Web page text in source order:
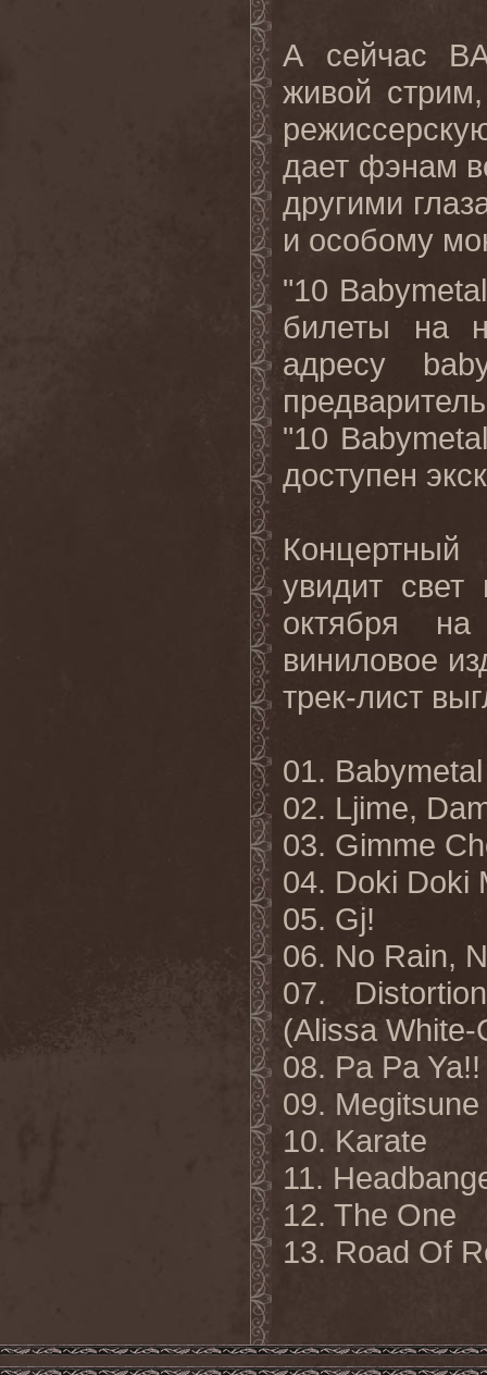
А сейчас
живой
дает фэнам
другими
и особому
"10 Babymetal
билеты на
адресу
"10
доступен
увидит
октября
виниловое
трек-лист
01.
02. Ljime,
03. Gimme
04. Doki Doki
05. Gj!
06. No Rain,
07.
(Alissa
08. Pa Pa
09. Megitsune
10. Karate
11.
12. The One
13. Road Of